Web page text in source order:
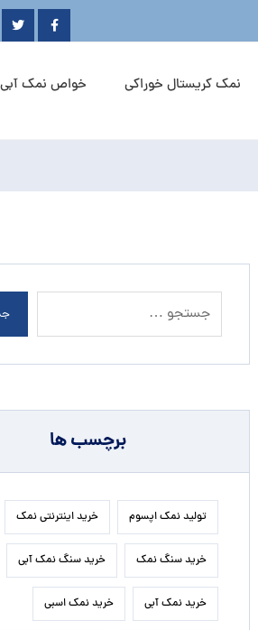
نمک کریستال خوراکی خواص نمک
برچسب ها
تولید نمک اپسوم خرید اینترنتی نمک
خرید سنگ نمک خرید سنگ نمک آبی
خرید نمک آبی خرید نمک اسبی